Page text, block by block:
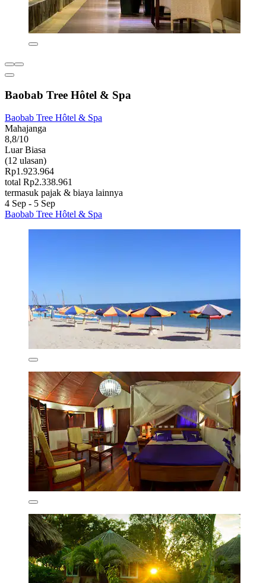
Baobab Tree Hôtel & Spa
Baobab Tree Hôtel & Spa
Mahajanga
8,8/10
Luar Biasa
(12 ulasan)
Rp1.923.964
total Rp2.338.961
termasuk pajak & biaya lainnya
4 Sep - 5 Sep
Baobab Tree Hôtel & Spa